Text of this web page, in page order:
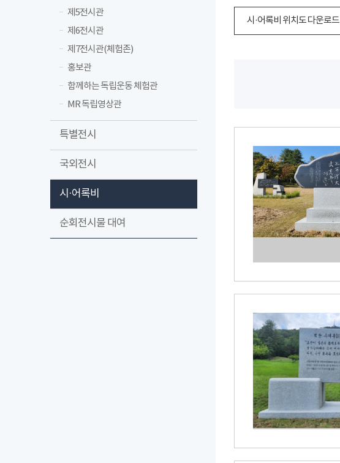
제5전시관
제6전시관
제7전시관(체험존)
홍보관
함께하는 독립운동 체험관
MR 독립영상관
특별전시
국외전시
시·어록비
순회전시물 대여
시·어록비 위치도 다운로드